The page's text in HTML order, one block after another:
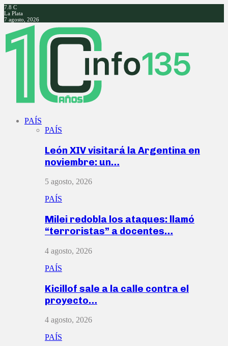
7.8 C
La Plata
7 agosto, 2026
Facebook
Twitter
Instagram
Youtube
PAÍS
PAÍS
León XIV visitará la Argentina en
noviembre: un…
5 agosto, 2026
PAÍS
Milei redobla los ataques: llamó
“terroristas” a docentes…
4 agosto, 2026
PAÍS
Kicillof sale a la calle contra el
proyecto…
4 agosto, 2026
PAÍS